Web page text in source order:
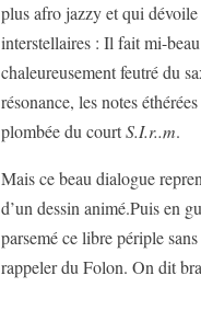
plus afro jazzy et qui
interstellaires : Il fait mi-
chaleureusement feutré du
résonance, les notes
plombée du courtS.I.r..m.
Mais ce beau dialogue
d’un dessin animé.Puis en
parsemé ce libre périple
rappeler du Folon. On dit